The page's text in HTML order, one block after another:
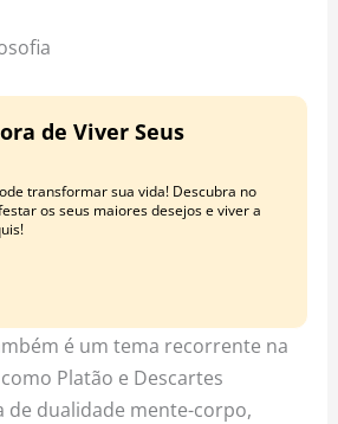
de Viver Seus
transformar sua vida! Descubra no
os seus maiores desejos e viver a
é um tema recorrente na
Platão e Descartes
de dualidade mente-corpo,